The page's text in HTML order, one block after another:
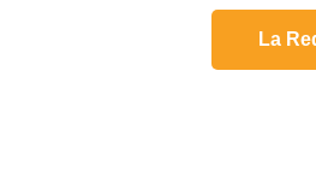
La